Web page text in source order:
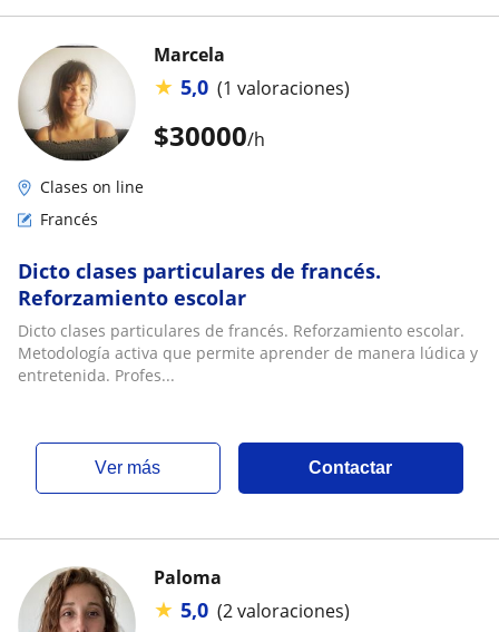
$30000/h
Marcela
★ 5,0 (1 valoraciones)
Clases on line
Francés
Dicto clases particulares de francés.
Reforzamiento escolar
Dicto clases particulares de francés. Reforzamiento escolar.
Metodología activa que permite aprender de manera lúdica y
entretenida. Profes...
ver más Contactar
Paloma
★ 5,0 (2 valoraciones)